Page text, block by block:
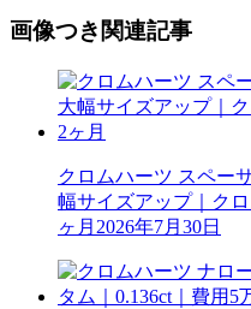
画像つき関連記事
クロムハーツ スペー
幅サイズアップ｜ク
ヶ月 2026年7月30日